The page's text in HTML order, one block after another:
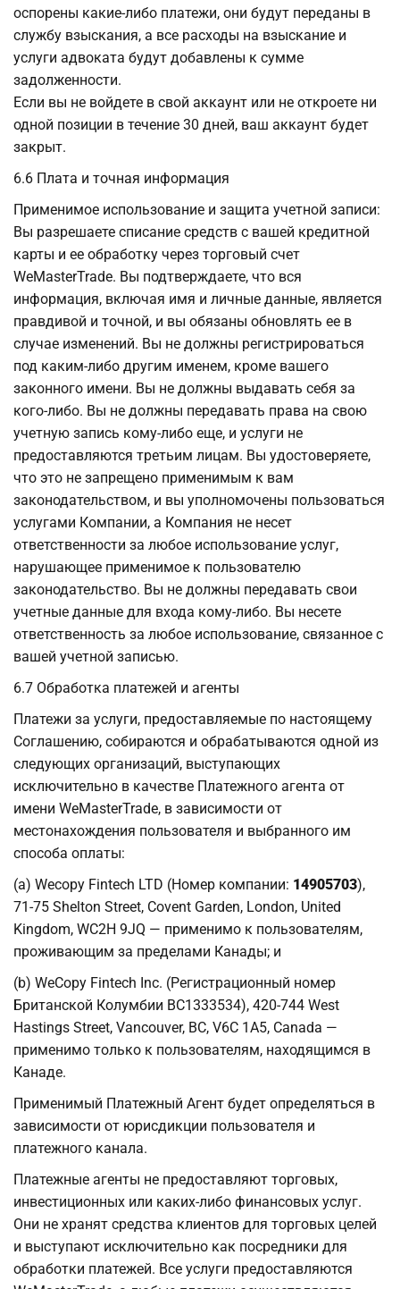
оспорены какие-либо платежи, они будут переданы в
службу взыскания, а все расходы на взыскание и
услуги адвоката будут добавлены к сумме
задолженности.
Если вы не войдете в свой аккаунт или не откроете ни
одной позиции в течение 30 дней, ваш аккаунт будет
закрыт.
6.6 Плата и точная информация
Применимое использование и защита учетной записи:
Вы разрешаете списание средств с вашей кредитной
карты и ее обработку через торговый счет
WeMasterTrade. Вы подтверждаете, что вся
информация, включая имя и личные данные, является
правдивой и точной, и вы обязаны обновлять ее в
случае изменений. Вы не должны регистрироваться
под каким-либо другим именем, кроме вашего
законного имени. Вы не должны выдавать себя за
кого-либо. Вы не должны передавать права на свою
учетную запись кому-либо еще, и услуги не
предоставляются третьим лицам. Вы удостоверяете,
что это не запрещено применимым к вам
законодательством, и вы уполномочены пользоваться
услугами Компании, а Компания не несет
ответственности за любое использование услуг,
нарушающее применимое к пользователю
законодательство. Вы не должны передавать свои
учетные данные для входа кому-либо. Вы несете
ответственность за любое использование, связанное с
вашей учетной записью.
6.7 Обработка платежей и агенты
Платежи за услуги, предоставляемые по настоящему
Соглашению, собираются и обрабатываются одной из
следующих организаций, выступающих
исключительно в качестве Платежного агента от
имени WeMasterTrade, в зависимости от
местонахождения пользователя и выбранного им
способа оплаты:
(а) Wecopy Fintech LTD (Номер компании: 14905703),
71-75 Shelton Street, Covent Garden, London, United
Kingdom, WC2H 9JQ — применимо к пользователям,
проживающим за пределами Канады; и
(b) WeCopy Fintech Inc. (Регистрационный номер
Британской Колумбии BC1333534), 420-744 West
Hastings Street, Vancouver, BC, V6C 1A5, Canada —
применимо только к пользователям, находящимся в
Канаде.
Применимый Платежный Агент будет определяться в
зависимости от юрисдикции пользователя и
платежного канала.
Платежные агенты не предоставляют торговых,
инвестиционных или каких-либо финансовых услуг.
Они не хранят средства клиентов для торговых целей
и выступают исключительно как посредники для
обработки платежей. Все услуги предоставляются